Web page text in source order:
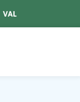
VAL